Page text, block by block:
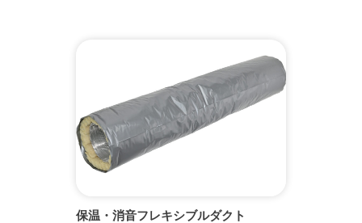
保温・消音フレキシブルダクト